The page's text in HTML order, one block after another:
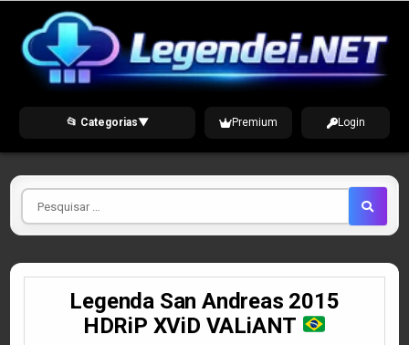
content
📂 Categorias▼ Premium Login
Pesquisar
por
Legenda San Andreas 2015
HDRiP XViD VALiANT